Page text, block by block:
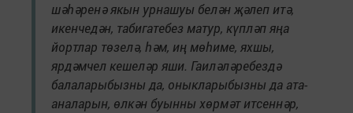
шәһәренә якын урнашуы белән җәлеп итә,
икенчедән, табигатебез матур, күпләп яңа
йортлар төзелә, һәм, иң мөһиме, яхшы,
ярдәмчел кешеләр яши. Гаиләләребездә
балаларыбызны да, оныкларыбызны да ата-
аналарын, өлкән буынны хөрмәт итсеннәр,